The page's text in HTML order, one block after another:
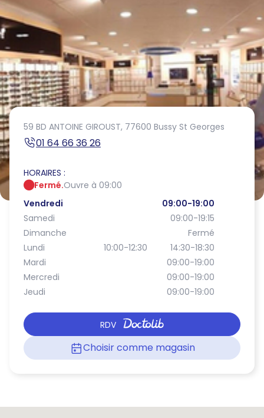
59 BD ANTOINE GIROUST, 77600 Bussy St Georges
01 64 66 36 26
HORAIRES :
Fermé.Ouvre à 09:00
Vendredi
09:00-19:00
Samedi
09:00-19:15
Dimanche
Fermé
Lundi
10:00-12:30
14:30-18:30
Mardi
09:00-19:00
Mercredi
09:00-19:00
Jeudi
09:00-19:00
RDV
Choisir comme magasin